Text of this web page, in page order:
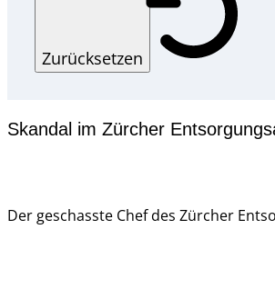
Zurücksetzen
Skandal im Zürcher
Der geschasste Chef des Zürcher